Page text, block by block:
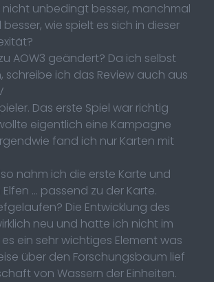
nicht unbedingt besser, manchmal
besser, wie spielt es sich in dieser
AOW3 geändert? Da ich selbst
schreibe ich das Review auch aus
Das erste Spiel war richtig
eigentlich eine Kampagne
fand ich nur Karten mit
nahm ich die erste Karte und
... passend zu der Karte.
Die Entwicklung des
neu und hatte ich nicht im
ein sehr wichtiges Element was
über den Forschungsbaum lief
von Wassern der Einheiten.